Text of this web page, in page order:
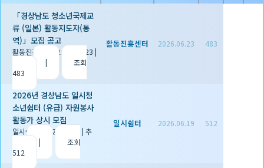
「경상남도 청소년국제교
류 (일본) 활동지도자(통
역)」모집 공고
활동진흥센터 2026.06.23 |
|
조회
483
활동진흥센터 2026.06.23 483
2026년 경상남도 일시청
소년쉼터 (유급) 자원봉사
활동가 상시 모집
일시쉼터 2026.06.19 | 추
|
조회
512
일시쉼터 2026.06.19 512